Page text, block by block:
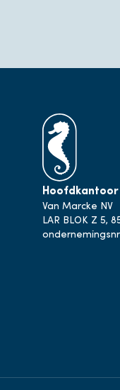
Hoofdkantoor
Van Marcke NV
LAR BLOK Z 5,